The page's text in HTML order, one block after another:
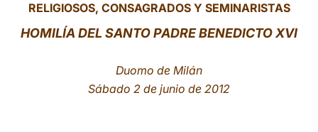
RELIGIOSOS, CONSAGRADOS Y SEMINARISTAS
HOMILÍA DEL SANTO PADRE BENEDICTO XVI
Duomo de Milán
Sábado 2 de junio de 2012